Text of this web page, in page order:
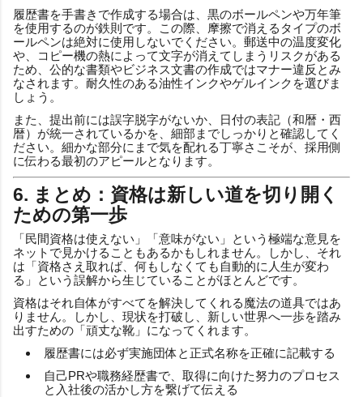
履歴書を手書きで作成する場合は、黒のボールペンや万年筆
を使用するのが鉄則です。この際、摩擦で消えるタイプのボ
ールペンは絶対に使用しないでください。郵送中の温度変化
や、コピー機の熱によって文字が消えてしまうリスクがある
ため、公的な書類やビジネス文書の作成ではマナー違反とみ
なされます。耐久性のある油性インクやゲルインクを選びま
しょう。
また、提出前には誤字脱字がないか、日付の表記（和暦・西
暦）が統一されているかを、細部までしっかりと確認してく
ださい。細かな部分にまで気を配れる丁寧さこそが、採用側
に伝わる最初のアピールとなります。
6. まとめ：資格は新しい道を切り開く
ための第一歩
「民間資格は使えない」「意味がない」という極端な意見を
ネットで見かけることもあるかもしれません。しかし、それ
は「資格さえ取れば、何もしなくても自動的に人生が変わ
る」という誤解から生じていることがほとんどです。
資格はそれ自体がすべてを解決してくれる魔法の道具ではあ
りません。しかし、現状を打破し、新しい世界へ一歩を踏み
出すための「頑丈な靴」になってくれます。
履歴書には必ず実施団体と正式名称を正確に記載する
自己PRや職務経歴書で、取得に向けた努力のプロセス
と入社後の活かし方を繋げて伝える